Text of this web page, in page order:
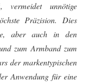
vermeidet unnötige
Präzision. Dies
aber auch in den
zum Armband zum
der markentypischen
Anwendung für eine